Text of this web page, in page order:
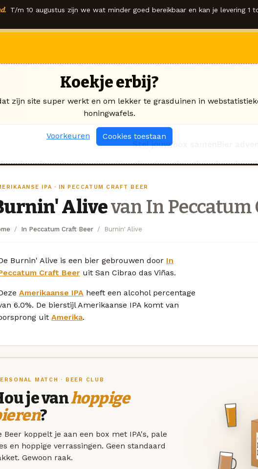
T/m 10 augustus zijn we wat minder goed bereikbaar en kan je levering 1
Stel jouw box samen
IPA · IN PECCATUM CRAFT BEER
Alivevan In Peccatum
In Peccatum Craft Beer Burnin' Alive
Burnin' Alive is een bier gebrouwen door In
Craft Beer uit San Cibrao das Viñas.
Amerikaanse IPA heeft een alcohol percentage
6.0%. De bierstijl Amerikaanse IPA komt van
uit Amerika.
MATCH · BEER CLUB
je vanhoppige
?
Beer koppelt je aan een box met IPA's, pale
en hoppige verrassingen. Geen standaard
Gewoon raak.
Koekje erbij?
zijn site super werkt en om lekker te grasduinen in
honingwafels.
Voorkeuren Cookies toestaan